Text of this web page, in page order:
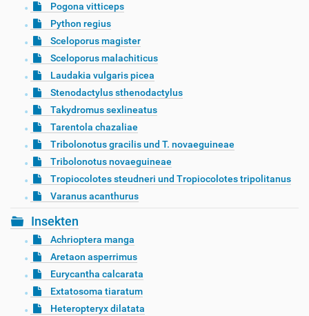
Pogona vitticeps
Python regius
Sceloporus magister
Sceloporus malachiticus
Laudakia vulgaris picea
Stenodactylus sthenodactylus
Takydromus sexlineatus
Tarentola chazaliae
Tribolonotus gracilis und T. novaeguineae
Tribolonotus novaeguineae
Tropiocolotes steudneri und Tropiocolotes tripolitanus
Varanus acanthurus
Insekten
Achrioptera manga
Aretaon asperrimus
Eurycantha calcarata
Extatosoma tiaratum
Heteropteryx dilatata